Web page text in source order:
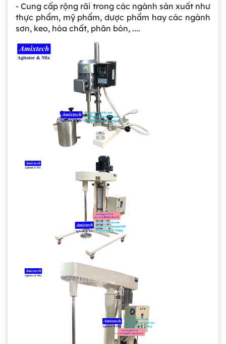
- Cung cấp rộng rãi trong các ngành sản xuất như
thực phẩm, mỹ phẩm, dược phẩm hay các ngành
sơn, keo, hóa chất, phân bón, ....